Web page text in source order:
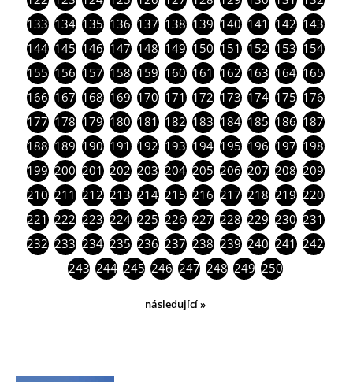
133 134 135 136 137 138 139 140 141 142 143
144 145 146 147 148 149 150 151 152 153 154
155 156 157 158 159 160 161 162 163 164 165
166 167 168 169 170 171 172 173 174 175 176
177 178 179 180 181 182 183 184 185 186 187
188 189 190 191 192 193 194 195 196 197 198
199 200 201 202 203 204 205 206 207 208 209
210 211 212 213 214 215 216 217 218 219 220
221 222 223 224 225 226 227 228 229 230 231
232 233 234 235 236 237 238 239 240 241 242
243 244 245 246 247 248 249 250
následující »